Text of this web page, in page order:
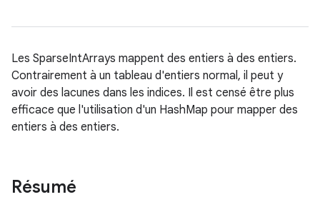
Les SparseIntArrays mappent des entiers à des entiers.
Contrairement à un tableau d'entiers normal, il peut y
avoir des lacunes dans les indices. Il est censé être plus
efficace que l'utilisation d'un HashMap pour mapper des
entiers à des entiers.
Résumé